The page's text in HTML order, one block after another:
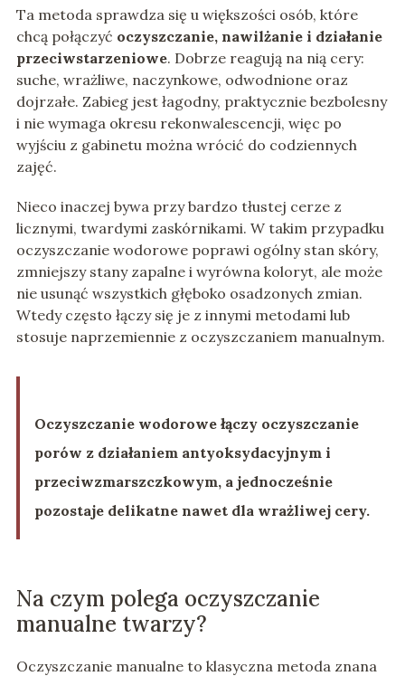
Ta metoda sprawdza się u większości osób, które
chcą połączyć oczyszczanie, nawilżanie i działanie
przeciwstarzeniowe. Dobrze reagują na nią cery:
suche, wrażliwe, naczynkowe, odwodnione oraz
dojrzałe. Zabieg jest łagodny, praktycznie bezbolesny
i nie wymaga okresu rekonwalescencji, więc po
wyjściu z gabinetu można wrócić do codziennych
zajęć.
Nieco inaczej bywa przy bardzo tłustej cerze z
licznymi, twardymi zaskórnikami. W takim przypadku
oczyszczanie wodorowe poprawi ogólny stan skóry,
zmniejszy stany zapalne i wyrówna koloryt, ale może
nie usunąć wszystkich głęboko osadzonych zmian.
Wtedy często łączy się je z innymi metodami lub
stosuje naprzemiennie z oczyszczaniem manualnym.
Oczyszczanie wodorowe łączy oczyszczanie
porów z działaniem antyoksydacyjnym i
przeciwzmarszczkowym, a jednocześnie
pozostaje delikatne nawet dla wrażliwej cery.
Na czym polega oczyszczanie
manualne twarzy?
Oczyszczanie manualne to klasyczna metoda znana